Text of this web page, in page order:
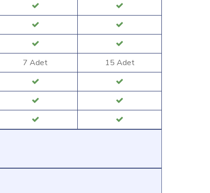
7 Adet 15 Adet